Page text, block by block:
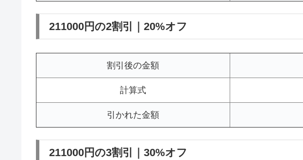
211000円の2割引｜20%オフ
割引後の金額
計算式
引かれた金額
211000円の3割引｜30%オフ